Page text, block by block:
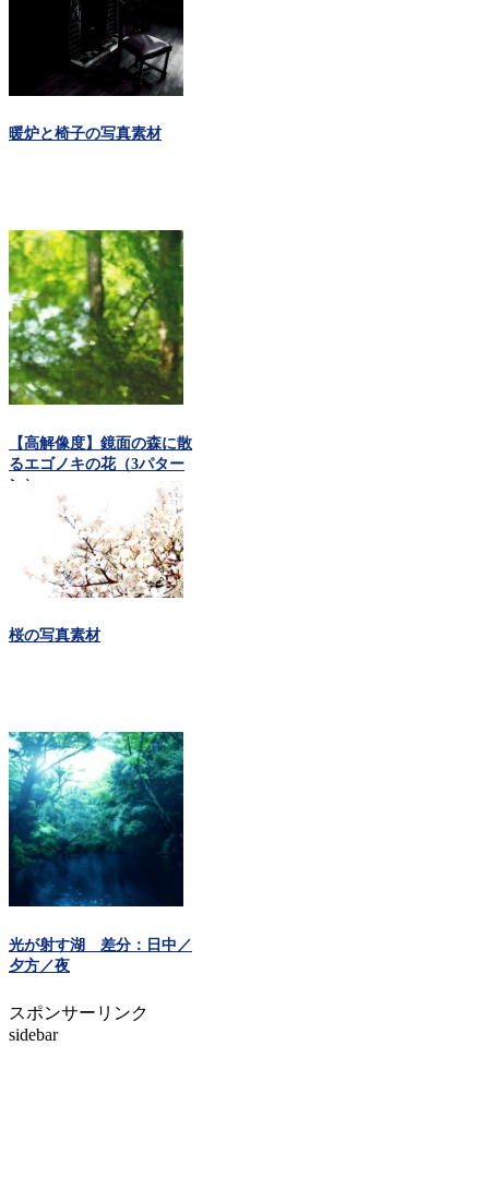
暖炉と椅子の写真素材
【高解像度】鏡面の森に散
るエゴノキの花（3パター
ン）
桜の写真素材
光が射す湖 差分：日中／
夕方／夜
スポンサーリンク
sidebar